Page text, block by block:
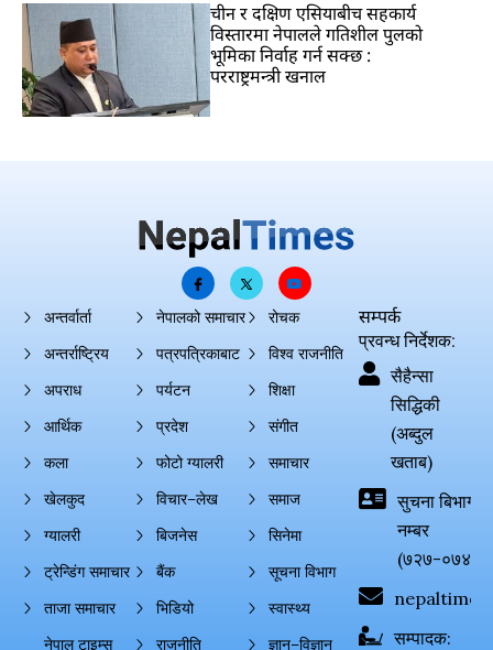
चीन र दक्षिण एसियाबीच सहकार्य
विस्तारमा नेपालले गतिशील पुलको
भूमिका निर्वाह गर्न सक्छ :
परराष्ट्रमन्त्री खनाल
अन्तर्वार्ता
अन्तर्राष्ट्रिय
अपराध
आर्थिक
कला
खेलकुद
ग्यालरी
ट्रेन्डिंग समाचार
ताजा समाचार
नेपाल टाइम्स
नेपालको समाचार
पत्रपत्रिकाबाट
पर्यटन
प्रदेश
फोटो ग्यालरी
विचार–लेख
बिजनेस
बैंक
भिडियो
राजनीति
रोचक
विश्व राजनीति
शिक्षा
संगीत
समाचार
समाज
सिनेमा
सूचना विभाग
स्वास्थ्य
ज्ञान–विज्ञान
सम्पर्क
प्रवन्ध निर्देशक:
सैहैन्सा
सिद्धिकी
(अब्दुल
खताब)
सुचना बिभाग
नम्बर
(७२७-०७४-
सम्पादक: